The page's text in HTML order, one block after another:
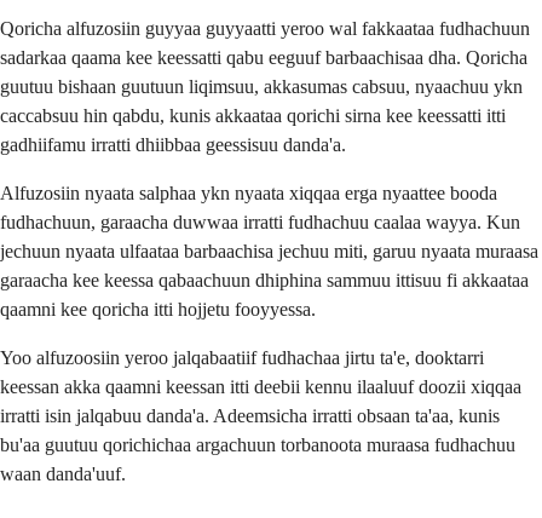
Qoricha alfuzosiin guyyaa guyyaatti yeroo wal fakkaataa fudhachuun
sadarkaa qaama kee keessatti qabu eeguuf barbaachisaa dha. Qoricha
guutuu bishaan guutuun liqimsuu, akkasumas cabsuu, nyaachuu ykn
caccabsuu hin qabdu, kunis akkaataa qorichi sirna kee keessatti itti
gadhiifamu irratti dhiibbaa geessisuu danda'a.
Alfuzosiin nyaata salphaa ykn nyaata xiqqaa erga nyaattee booda
fudhachuun, garaacha duwwaa irratti fudhachuu caalaa wayya. Kun
jechuun nyaata ulfaataa barbaachisa jechuu miti, garuu nyaata muraasa
garaacha kee keessa qabaachuun dhiphina sammuu ittisuu fi akkaataa
qaamni kee qoricha itti hojjetu fooyyessa.
Yoo alfuzoosiin yeroo jalqabaatiif fudhachaa jirtu ta'e, dooktarri
keessan akka qaamni keessan itti deebii kennu ilaaluuf doozii xiqqaa
irratti isin jalqabuu danda'a. Adeemsicha irratti obsaan ta'aa, kunis
bu'aa guutuu qorichichaa argachuun torbanoota muraasa fudhachuu
waan danda'uuf.